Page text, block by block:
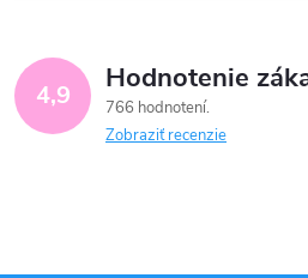
4,9 Hodnotenie
766 hodnotení
Zobraziť recenzie